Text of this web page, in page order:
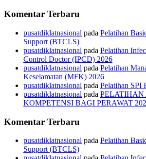
Komentar Terbaru
pusatdiklatnasional pada Pelatihan
Support (BTCLS)
pusatdiklatnasional pada Pelatihan
Control Doctor (IPCD) 2026
pusatdiklatnasional pada Pelatihan
Keselamatan (MFK) 2026
pusatdiklatnasional pada Pelatihan SPI
pusatdiklatnasional pada PELATIHAN
KOMPETENSI BAGI PERAWAT
Komentar Terbaru
pusatdiklatnasional pada Pelatihan
Support (BTCLS)